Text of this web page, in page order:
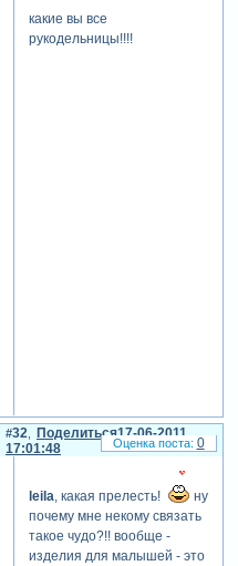
какие вы все
рукодельницы!!!!
Поделиться
32
17-06-2011
17:01:48
leila , какая прелесть!
ну
почему мне некому связать
такое чудо?!! вообще -
изделия для малышей - это
0